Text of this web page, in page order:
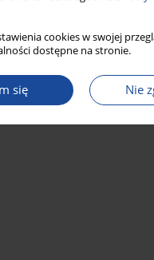
cookies w swojej
dostępne na stronie.
się Nie